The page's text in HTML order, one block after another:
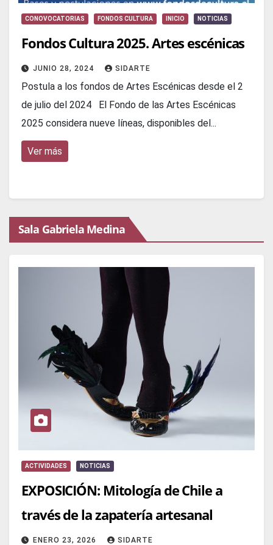
CONOVOCATORIAS FONDOS CULTURA INICIO NOTICIAS
Fondos Cultura 2025. Artes escénicas
JUNIO 28, 2024 SIDARTE
Postula a los fondos de Artes Escénicas desde el 2
de julio del 2024 El Fondo de las Artes Escénicas
2025 considera nueve líneas, disponibles del...
Ver más
Sala Gabriela Medina
ACTIVIDADES NOTICIAS
EXPOSICIÓN: Mitología de Chile a
través de la zapatería artesanal
ENERO 23, 2026 SIDARTE